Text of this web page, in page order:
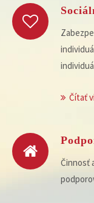
Čítať
Činnosť